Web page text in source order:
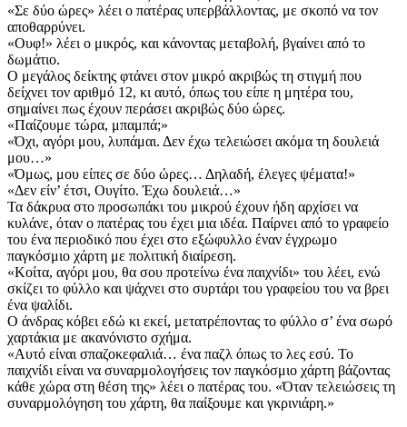
«Σε δύο ώρες» λέει ο πατέρας υπερβάλλοντας, με σκοπό να τον
αποθαρρύνει.
«Ουφ!» λέει ο μικρός, και κάνοντας μεταβολή, βγαίνει από το
δωμάτιο.
Ο μεγάλος δείκτης φτάνει στον μικρό ακριβώς τη στιγμή που
δείχνει τον αριθμό 12, κι αυτό, όπως του είπε η μητέρα του,
σημαίνει πως έχουν περάσει ακριβώς δύο ώρες.
«Παίζουμε τώρα, μπαμπά;»
«Όχι, αγόρι μου, λυπάμαι. Δεν έχω τελειώσει ακόμα τη δουλειά
μου…»
«Όμως, μου είπες σε δύο ώρες… Δηλαδή, έλεγες ψέματα!»
«Δεν είν’ έτσι, Ουγίτο. Έχω δουλειά…»
Τα δάκρυα στο προσωπάκι του μικρού έχουν ήδη αρχίσει να
κυλάνε, όταν ο πατέρας του έχει μια ιδέα. Παίρνει από το γραφείο
του ένα περιοδικό που έχει στο εξώφυλλο έναν έγχρωμο
παγκόσμιο χάρτη με πολιτική διαίρεση.
«Κοίτα, αγόρι μου, θα σου προτείνω ένα παιχνίδι» του λέει, ενώ
σκίζει το φύλλο και ψάχνει στο συρτάρι του γρα­φείου του να βρει
ένα ψαλίδι.
Ο άνδρας κόβει εδώ κι εκεί, μετατρέποντας το φύλλο σ’ ένα σωρό
χαρτάκια με ακανόνιστο σχήμα.
«Αυτό είναι σπαζοκεφαλιά… ένα παζλ όπως το λες εσύ. Το
παιχνίδι είναι να συναρμολογήσεις τον παγκόσμιο χάρτη βάζοντας
κάθε χώρα στη θέση της» λέει ο πατέρας του. «Όταν τελειώσεις τη
συναρμολόγηση του χάρτη, θα παίξουμε και γκρινιάρη.»